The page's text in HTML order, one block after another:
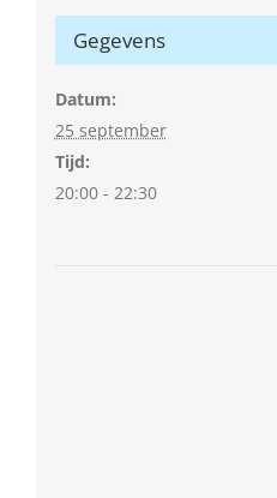
Gegevens
Datum:
25 september
Tijd:
20:00 - 22:30